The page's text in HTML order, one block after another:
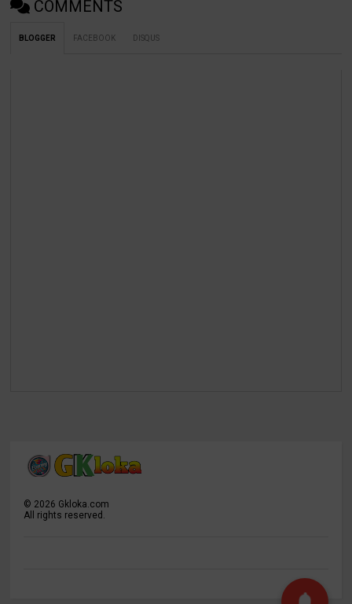
COMMENTS
BLOGGER FACEBOOK DISQUS
© 2026 Gkloka.com
All rights reserved.